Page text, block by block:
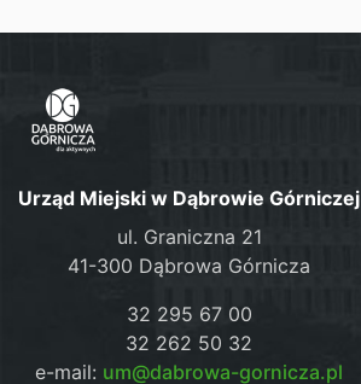
Urząd Miejski w Dąbrowie Górniczej
ul. Graniczna 21
41-300 Dąbrowa Górnicza
32 295 67 00
32 262 50 32
e-mail: um@dabrowa-gornicza.pl